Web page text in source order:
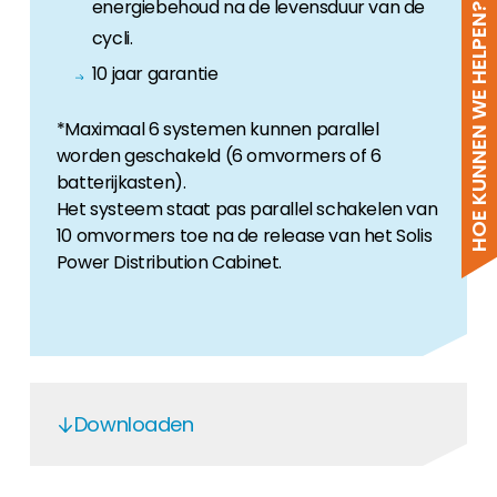
HOE KUNNEN WE HELPEN?
energiebehoud na de levensduur van de
cycli.
10 jaar garantie
*Maximaal 6 systemen kunnen parallel
worden geschakeld (6 omvormers of 6
batterijkasten).
Het systeem staat pas parallel schakelen van
10 omvormers toe na de release van het Solis
Power Distribution Cabinet.
Downloaden